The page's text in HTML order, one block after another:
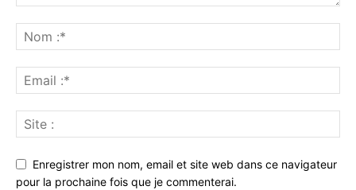
Enregistrer mon nom, email et site web dans ce navigateur
pour la prochaine fois que je commenterai.